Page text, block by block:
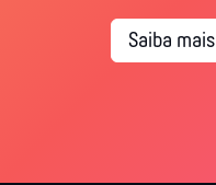
Saiba mais